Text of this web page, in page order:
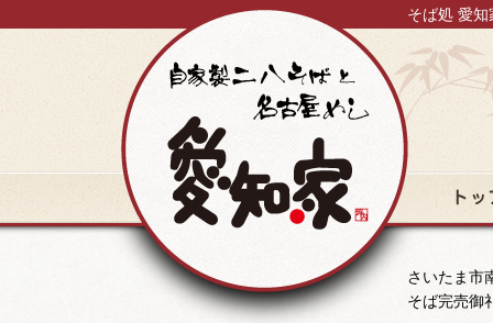
そば処 愛
さいたま市
そば完売御